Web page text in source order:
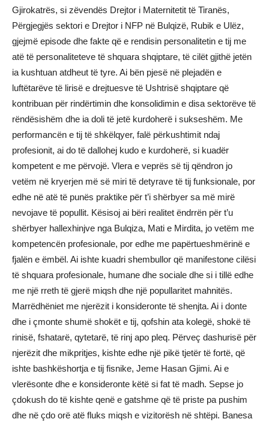
Gjirokatrës, si zëvendës Drejtor i Maternitetit të Tiranës,
Përgjegjës sektori e Drejtor i NFP në Bulqizë, Rubik e Ulëz,
gjejmë episode dhe fakte që e rendisin personalitetin e tij me
atë të personaliteteve të shquara shqiptare, të cilët gjithë jetën
ia kushtuan atdheut të tyre. Ai bën pjesë në plejadën e
luftëtarëve të lirisë e drejtuesve të Ushtrisë shqiptare që
kontribuan për rindërtimin dhe konsolidimin e disa sektorëve të
rëndësishëm dhe ia doli të jetë kurdoherë i sukseshëm. Me
performancën e tij të shkëlqyer, falë përkushtimit ndaj
profesionit, ai do të dallohej kudo e kurdoherë, si kuadër
kompetent e me përvojë. Vlera e veprës së tij qëndron jo
vetëm në kryerjen më së miri të detyrave të tij funksionale, por
edhe në atë të punës praktike për t’i shërbyer sa më mirë
nevojave të popullit. Kësisoj ai bëri realitet ëndrrën për t’u
shërbyer hallexhinjve nga Bulqiza, Mati e Mirdita, jo vetëm me
kompetencën profesionale, por edhe me papërtueshmërinë e
fjalën e ëmbël. Ai ishte kuadri shembullor që manifestone cilësi
të shquara profesionale, humane dhe sociale dhe si i tillë edhe
me një rreth të gjerë miqsh dhe një popullaritet mahnitës.
Marrëdhëniet me njerëzit i konsideronte të shenjta. Ai i donte
dhe i çmonte shumë shokët e tij, qofshin ata kolegë, shokë të
rinisë, fshatarë, qytetarë, të rinj apo pleq. Përveç dashurisë për
njerëzit dhe mikpritjes, kishte edhe një pikë tjetër të fortë, që
ishte bashkëshortja e tij fisnike, Jeme Hasan Gjimi. Ai e
vlerësonte dhe e konsideronte këtë si fat të madh. Sepse jo
çdokush do të kishte qenë e gatshme që të priste pa pushim
dhe në çdo orë atë fluks miqsh e vizitorësh në shtëpi. Banesa